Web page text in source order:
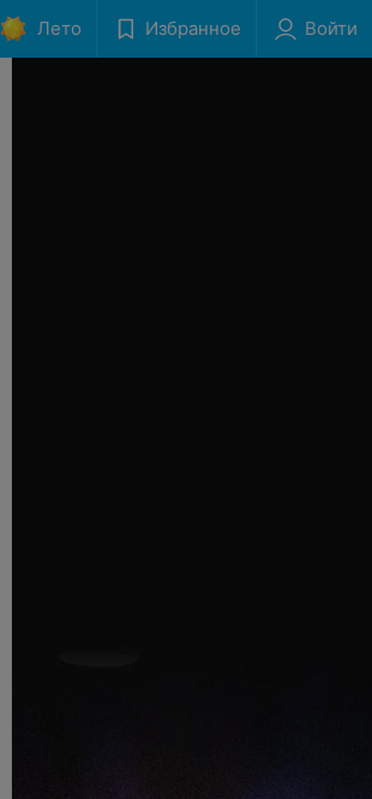
Лето Избранное Войти